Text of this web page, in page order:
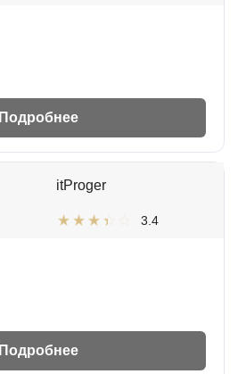
Подробнее
itProger
3.4
Подробнее